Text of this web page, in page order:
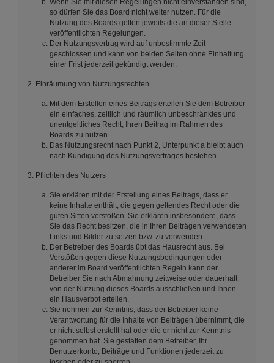
Wenn Sie mit diesen Regelungen nicht einverstanden sind,
so dürfen Sie das Board nicht weiter nutzen. Für die
Nutzung des Boards gelten jeweils die an dieser Stelle
veröffentlichten Regelungen.
Der Nutzungsvertrag wird auf unbestimmte Zeit
geschlossen und kann von beiden Seiten ohne Einhaltung
einer Frist jederzeit gekündigt werden.
2. Einräumung von Nutzungsrechten
Mit dem Erstellen eines Beitrags erteilen Sie dem Betreiber
ein einfaches, zeitlich und räumlich unbeschränktes und
unentgeltliches Recht, Ihren Beitrag im Rahmen des
Boards zu nutzen.
Das Nutzungsrecht nach Punkt 2, Unterpunkt a bleibt auch
nach Kündigung des Nutzungsvertrages bestehen.
3. Pflichten des Nutzers
Sie erklären mit der Erstellung eines Beitrags, dass er
keine Inhalte enthält, die gegen geltendes Recht oder die
guten Sitten verstoßen. Sie erklären insbesondere, dass
Sie das Recht besitzen, die in Ihren Beiträgen verwendeten
Links und Bilder zu setzen bzw. zu verwenden.
Der Betreiber des Boards übt das Hausrecht aus. Bei
Verstößen gegen diese Nutzungsbedingungen oder
anderer im Board veröffentlichten Regeln kann der
Betreiber Sie nach Abmahnung zeitweise oder dauerhaft
von der Nutzung dieses Boards ausschließen und Ihnen
ein Hausverbot erteilen.
Sie nehmen zur Kenntnis, dass der Betreiber keine
Verantwortung für die Inhalte von Beiträgen übernimmt, die
er nicht selbst erstellt hat oder die er nicht zur Kenntnis
genommen hat. Sie gestatten dem Betreiber, Ihr
Benutzerkonto, Beiträge und Funktionen jederzeit zu